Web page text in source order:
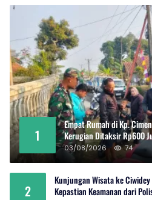
1
Empat Rumah di Kp.
Kerugian Ditaksir Rp600
03/08/2026 74
2
Kunjungan Wisata ke
Kepastian Keamanan dari